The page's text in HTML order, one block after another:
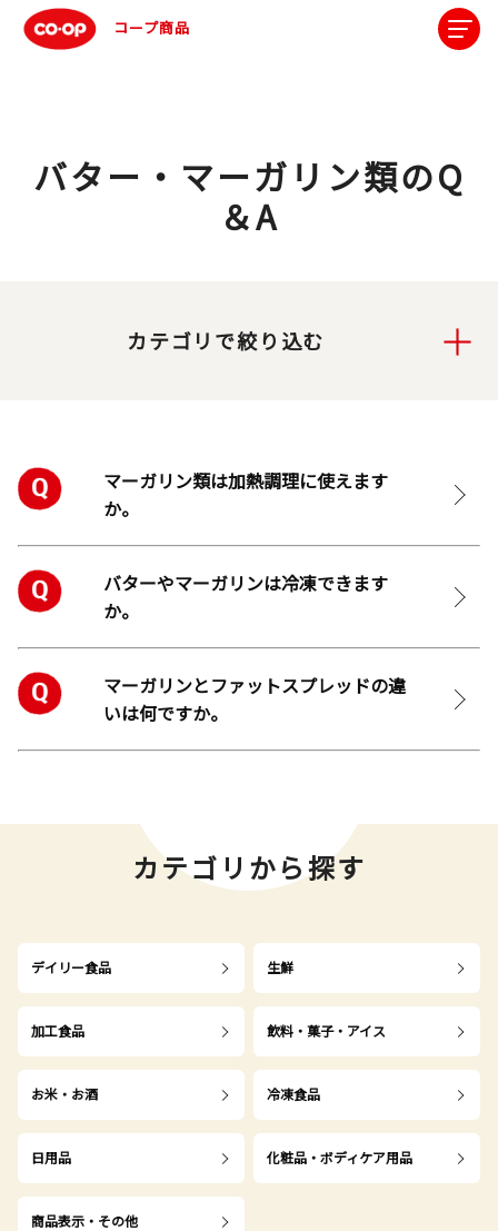
コープ商品
バター・マーガリン類のQ
＆A
カテゴリで絞り込む
マーガリン類は加熱調理に使えます
か。
バターやマーガリンは冷凍できます
か。
マーガリンとファットスプレッドの違
いは何ですか。
カテゴリから探す
デイリー食品 生鮮
加工食品 飲料・菓子・アイス
お米・お酒 冷凍食品
日用品 化粧品・ボディケア用品
商品表示・その他